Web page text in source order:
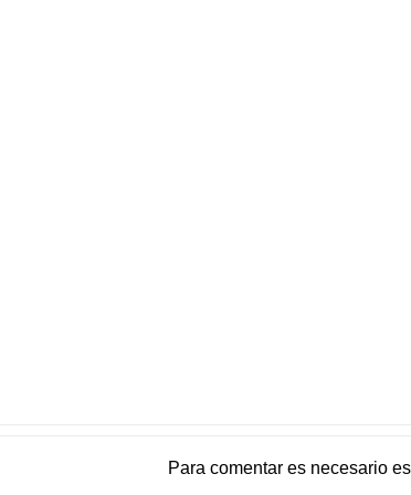
Para comentar es necesario